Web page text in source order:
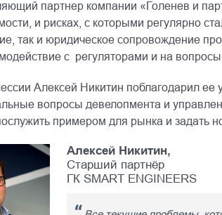
партнер компании «Голенев и
и рисках, с которыми регулярно
так и юридическое сопровождение
с регуляторами и на
Алексей Никитин поблагодарил
вопросы девелопмента и
примером для рынка и задать
Алексей Никитин,
Старший партнёр
ГК SMART ENGINEERS